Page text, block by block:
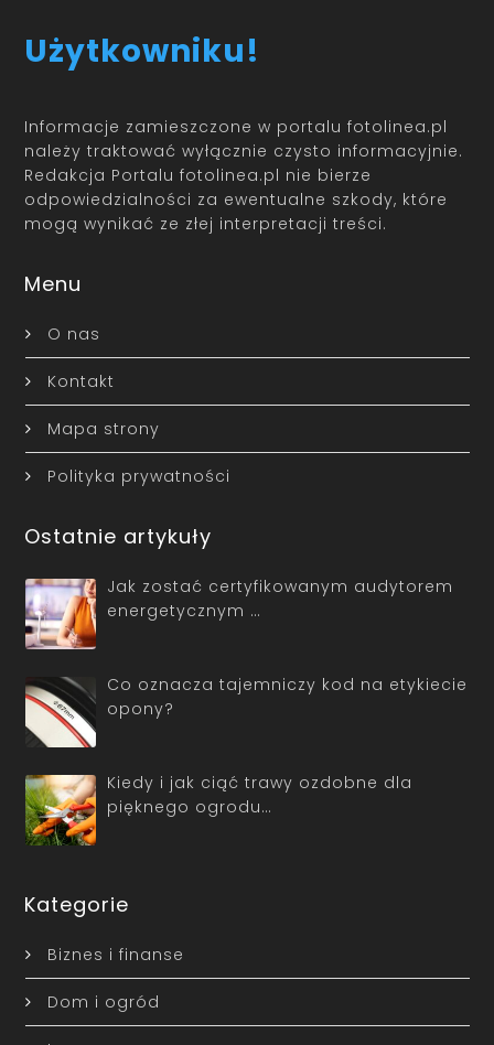
Użytkowniku!
Informacje zamieszczone w portalu fotolinea.pl
należy traktować wyłącznie czysto informacyjnie.
Redakcja Portalu fotolinea.pl nie bierze
odpowiedzialności za ewentualne szkody, które
mogą wynikać ze złej interpretacji treści.
Menu
O nas
Kontakt
Mapa strony
Polityka prywatności
Ostatnie artykuły
Jak zostać certyfikowanym audytorem
energetycznym …
Co oznacza tajemniczy kod na etykiecie
opony?
Kiedy i jak ciąć trawy ozdobne dla
pięknego ogrodu…
Kategorie
Biznes i finanse
Dom i ogród